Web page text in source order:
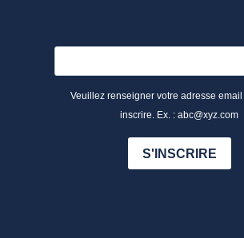
Veuillez renseigner votre adresse
inscrire. Ex. : abc@xyz.com
S'INSCRIRE